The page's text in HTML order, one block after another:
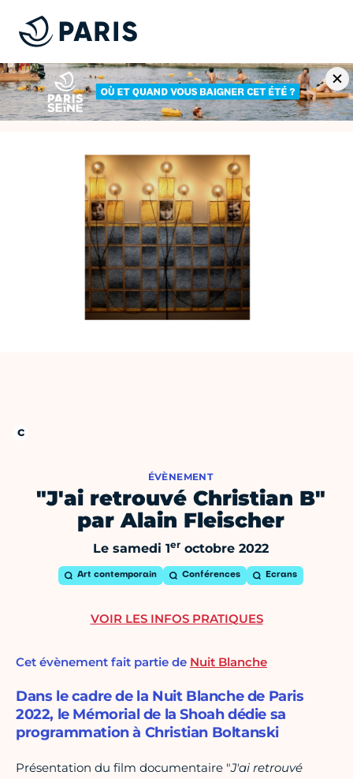
ÉVÈNEMENT
"J'ai retrouvé Christian B"
par Alain Fleischer
Le samedi 1eroctobre 2022
Art contemporain Conférences Ecrans
Cet évènement fait partie de Nuit Blanche
Dans le cadre de la Nuit Blanche de Paris
2022, le Mémorial de la Shoah dédie sa
programmation à Christian Boltanski
Présentation du film documentaire "J'ai retrouvé
VOIR LES INFOS PRATIQUES